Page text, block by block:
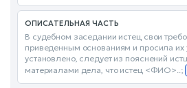
ОПИСАТЕЛЬНАЯ ЧАСТЬ
В судебном заседании истец свои
приведенным основаниям и просила их
установлено, следует из пояснений
материалами дела, что истец <ФИО>..;